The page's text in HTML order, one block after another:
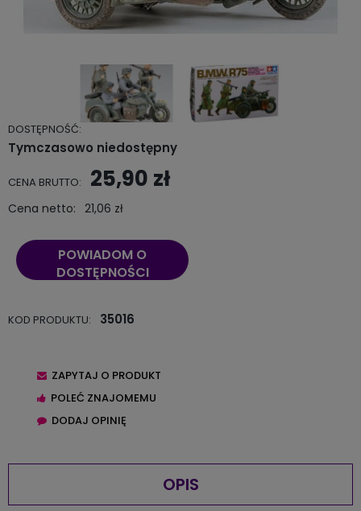
DOSTĘPNOŚĆ:
Tymczasowo niedostępny
CENA BRUTTO: 25,90 zł
Cena netto: 21,06 zł
POWIADOM O
DOSTĘPNOŚCI
KOD PRODUKTU: 35016
ZAPYTAJ O PRODUKT
POLEĆ ZNAJOMEMU
DODAJ OPINIĘ
OPIS